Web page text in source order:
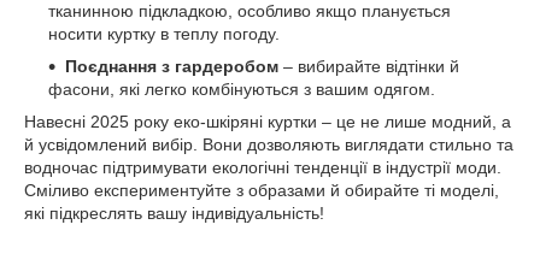
тканинною підкладкою, особливо якщо планується
носити куртку в теплу погоду.
Поєднання з гардеробом – вибирайте відтінки й
фасони, які легко комбінуються з вашим одягом.
Навесні 2025 року еко-шкіряні куртки – це не лише модний, а
й усвідомлений вибір. Вони дозволяють виглядати стильно та
водночас підтримувати екологічні тенденції в індустрії моди.
Сміливо експериментуйте з образами й обирайте ті моделі,
які підкреслять вашу індивідуальність!